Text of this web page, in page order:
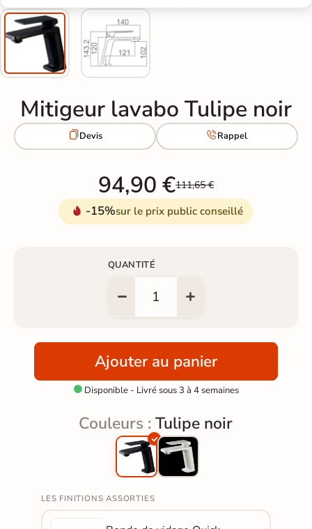
Mitigeur lavabo Tulipe noir
Devis Rappel
94,90 €111,65 €
-15%sur le prix public conseillé
QUANTITÉ
Ajouter au panier
Disponible - Livré sous 3 à 4 semaines
Couleurs :Tulipe noir
LES FINITIONS ASSORTIES